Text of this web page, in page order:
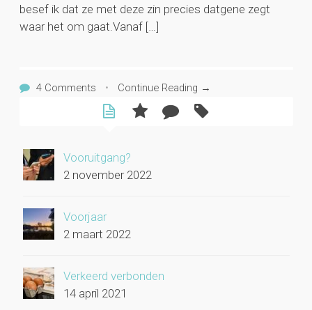
besef ik dat ze met deze zin precies datgene zegt
waar het om gaat.Vanaf […]
4 Comments • Continue Reading →
Vooruitgang?
2 november 2022
Voorjaar
2 maart 2022
Verkeerd verbonden
14 april 2021